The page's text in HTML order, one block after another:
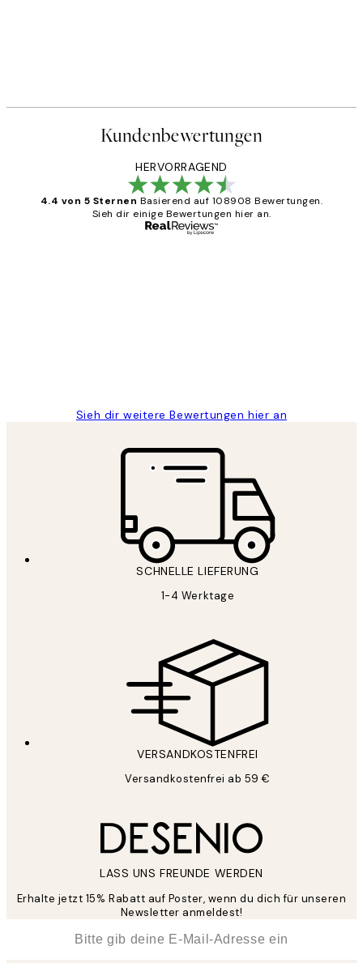
Kundenbewertungen
HERVORRAGEND
4.4 von 5 Sternen Basierend auf 108908 Bewertungen.
Sieh dir einige Bewertungen hier an.
Sieh dir weitere Bewertungen hier an
SCHNELLE LIEFERUNG
1-4 Werktage
VERSANDKOSTENFREI
Versandkostenfrei ab 59 €
LASS UNS FREUNDE WERDEN
Erhalte jetzt 15% Rabatt auf Poster, wenn du dich für unseren
Newsletter anmeldest!